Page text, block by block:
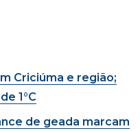
Criciúma e região;
1°C
de geada marcam